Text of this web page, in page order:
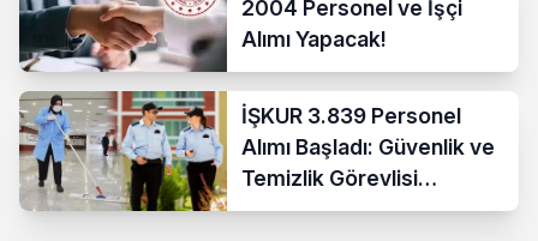
2004 Personel ve İşçi
Alımı Yapacak!
İŞKUR 3.839 Personel
Alımı Başladı: Güvenlik ve
Temizlik Görevlisi
Başvuru Şartları